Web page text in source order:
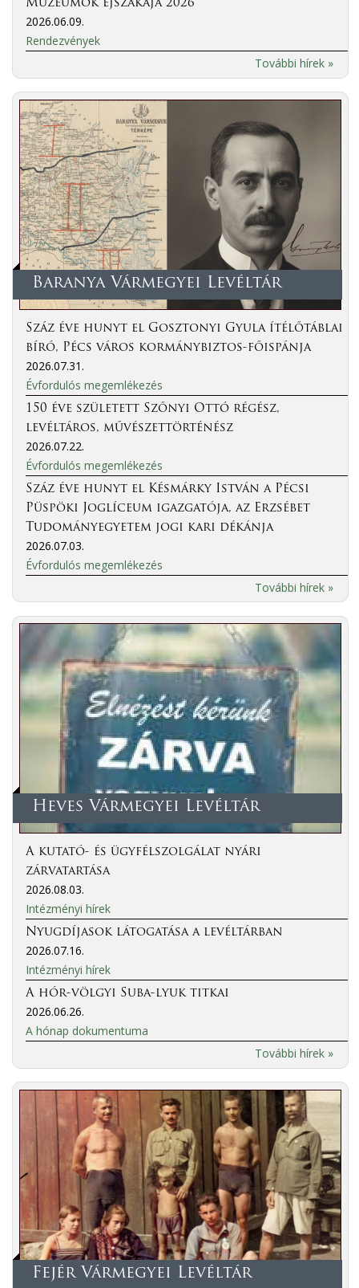
Múzeumok éjszakája 2026
2026.06.09.
Rendezvények
További hírek »
Baranya Vármegyei Levéltár
Száz éve hunyt el Gosztonyi Gyula ítélőtáblai
bíró, Pécs város kormánybiztos-főispánja
2026.07.31.
Évfordulós megemlékezés
150 éve született Szőnyi Ottó régész,
levéltáros, művészettörténész
2026.07.22.
Évfordulós megemlékezés
Száz éve hunyt el Késmárky István a Pécsi
Püspöki Joglíceum igazgatója, az Erzsébet
Tudományegyetem jogi kari dékánja
2026.07.03.
Évfordulós megemlékezés
További hírek »
Heves Vármegyei Levéltár
A kutató- és ügyfélszolgálat nyári
zárvatartása
2026.08.03.
Intézményi hírek
Nyugdíjasok látogatása a levéltárban
2026.07.16.
Intézményi hírek
A hór-völgyi Suba-lyuk titkai
2026.06.26.
A hónap dokumentuma
További hírek »
Fejér Vármegyei Levéltár